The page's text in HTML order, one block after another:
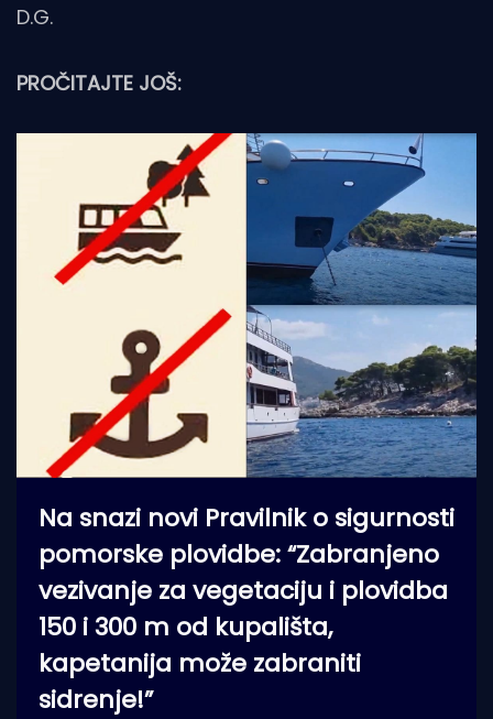
D.G.
PROČITAJTE JOŠ:
Na snazi novi Pravilnik o sigurnosti
pomorske plovidbe: “Zabranjeno
vezivanje za vegetaciju i plovidba
150 i 300 m od kupališta,
kapetanija može zabraniti
sidrenje!”